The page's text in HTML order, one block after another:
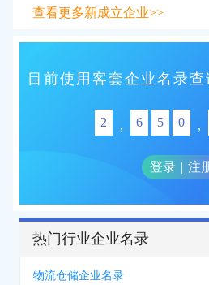
查看更多新成立企业>>
目前使用客套企业名录
2 , 6 5 0 ,
登录 | 注
热门行业企业名录
物流仓储企业名录